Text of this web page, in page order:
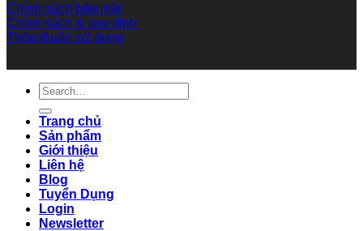
Chính sách bảo mật
Chính sách & quy định
Thỏa thuận sử dụng
Search
for:
Trang chủ
Sản phẩm
Giới thiệu
Liên hệ
Blog
Tuyển Dụng
Login
Newsletter